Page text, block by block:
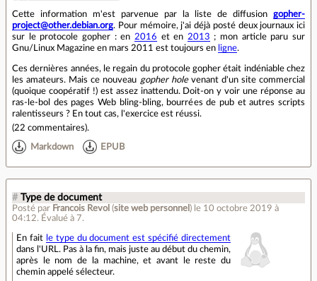
Cette information m'est parvenue par la liste de diffusion gopher-
project@other.debian.org. Pour mémoire, j'ai déjà posté deux journaux ici
sur le protocole gopher : en 2016 et en 2013 ; mon article paru sur
Gnu/Linux Magazine en mars 2011 est toujours en ligne.
Ces dernières années, le regain du protocole gopher était indéniable chez
les amateurs. Mais ce nouveau gopher holevenant d'un site commercial
(quoique coopératif !) est assez inattendu. Doit-on y voir une réponse au
ras-le-bol des pages Web bling-bling, bourrées de pub et autres scripts
ralentisseurs ? En tout cas, l'exercice est réussi.
(22 commentaires).
Markdown EPUB
# Type de document
Posté par Francois Revol (site web personnel ) le 10 octobre 2019 à
04:12. Évalué à 7.
En fait le type du document est spécifié directement
dans l'URL. Pas à la fin, mais juste au début du chemin,
après le nom de la machine, et avant le reste du
chemin appelé sélecteur.